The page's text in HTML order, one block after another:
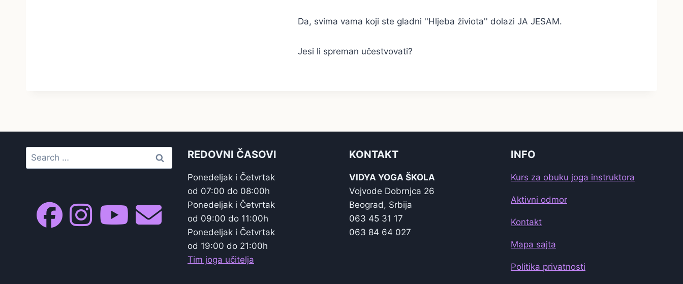
Da, svima vama koji ste gladni ''Hljeba živiota'' dolazi JA JESAM.
Jesi li spreman učestvovati?
Search
for:
REDOVNI ČASOVI
Ponedeljak i Četvrtak
od 07:00 do 08:00h
Ponedeljak i Četvrtak
od 09:00 do 11:00h
Ponedeljak i Četvrtak
od 19:00 do 21:00h
Tim joga učitelja
KONTAKT
VIDYA YOGA ŠKOLA
Vojvode Dobrnjca 26
Beograd, Srbija
063 45 31 17
063 84 64 027
INFO
Kurs za obuku joga instruktora
Aktivni odmor
Kontakt
Mapa sajta
Politika privatnosti